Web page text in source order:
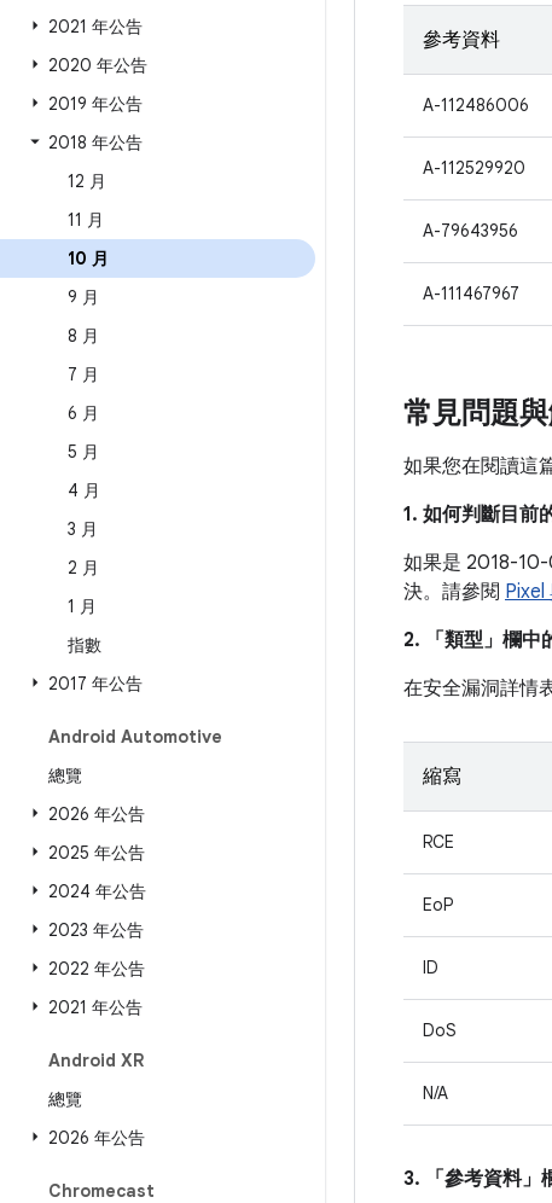
2021 年公告
2020 年公告
2019 年公告
2018 年公告
12 月
11 月
10 月
9 月
8 月
7 月
6 月
5 月
4 月
3 月
2 月
1 月
指數
2017 年公告
Android Automotive
總覽
2026 年公告
2025 年公告
2024 年公告
2023 年公告
2022 年公告
2021 年公告
Android XR
總覽
2026 年公告
Chromecast
參考資料
A-112486006
A-112529920
A-79643956
A-111467967
常見問題
如果您在閱讀這
1. 如何判斷目前
如果是 2018-
決。請參閱 Pixel
2. 「類型」 欄中
在安全漏洞詳情
縮寫
RCE
EoP
ID
DoS
N/A
3. 「參考資料」